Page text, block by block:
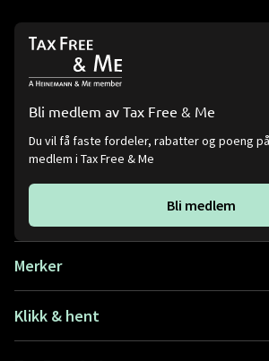
Bli medlem av Tax Free & Me
Du vil få faste fordeler, rabatter og poeng
medlem i Tax Free & Me
Bli medlem
Merker
Klikk & hent